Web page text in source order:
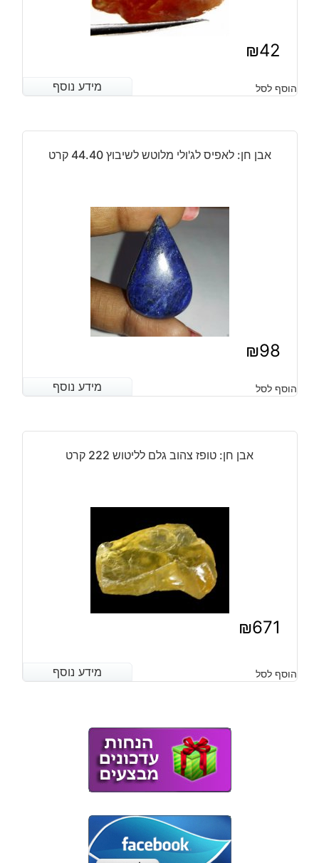
₪42
מידע נוסף הוסף לסל מידע נוסף
אבן חן: לאפיס לג'ולי מלוטש לשיבוץ 44.40 קרט
₪98
מידע נוסף הוסף לסל מידע נוסף
אבן חן: טופז צהוב גלם לליטוש 222 קרט
₪671
מידע נוסף הוסף לסל מידע נוסף